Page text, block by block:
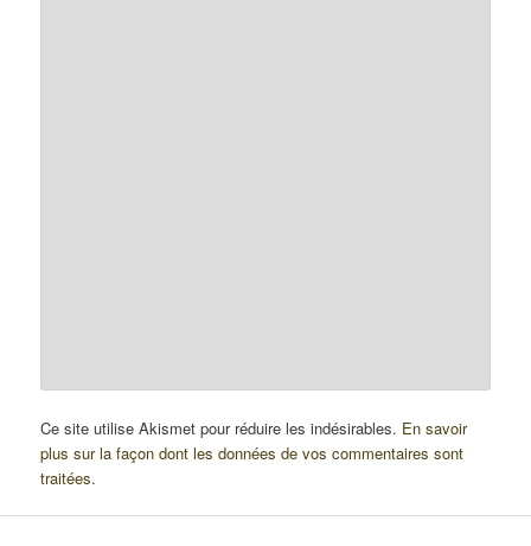
Ce site utilise Akismet pour réduire les indésirables. En savoir
plus sur la façon dont les données de vos commentaires sont
traitées.